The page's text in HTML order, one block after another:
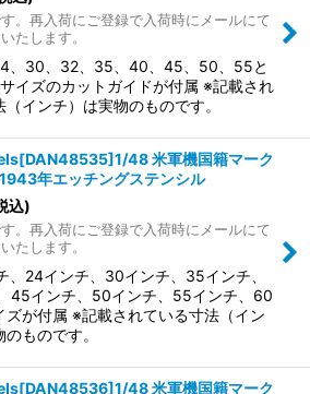
。再入荷にご登録で入荷時にメールにて
たします。
、30、32、35、40、45、50、55と
イズのカットガイドが付属 ※記載され
インチ）は実物のものです。
48 米軍機国籍マーク
年エッチングステンシル
込)
。再入荷にご登録で入荷時にメールにて
たします。
、24インチ、30インチ、35インチ、
45インチ、50インチ、55インチ、60
ズが付属 ※記載されている寸法（イン
ものです。
48 米軍機国籍マーク